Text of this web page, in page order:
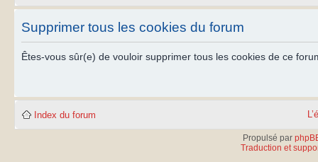
Supprimer tous les cookies du forum
Êtes-vous sûr(e) de vouloir supprimer tous les cookies de ce
Index du forum
Propulsé par
Traduction et